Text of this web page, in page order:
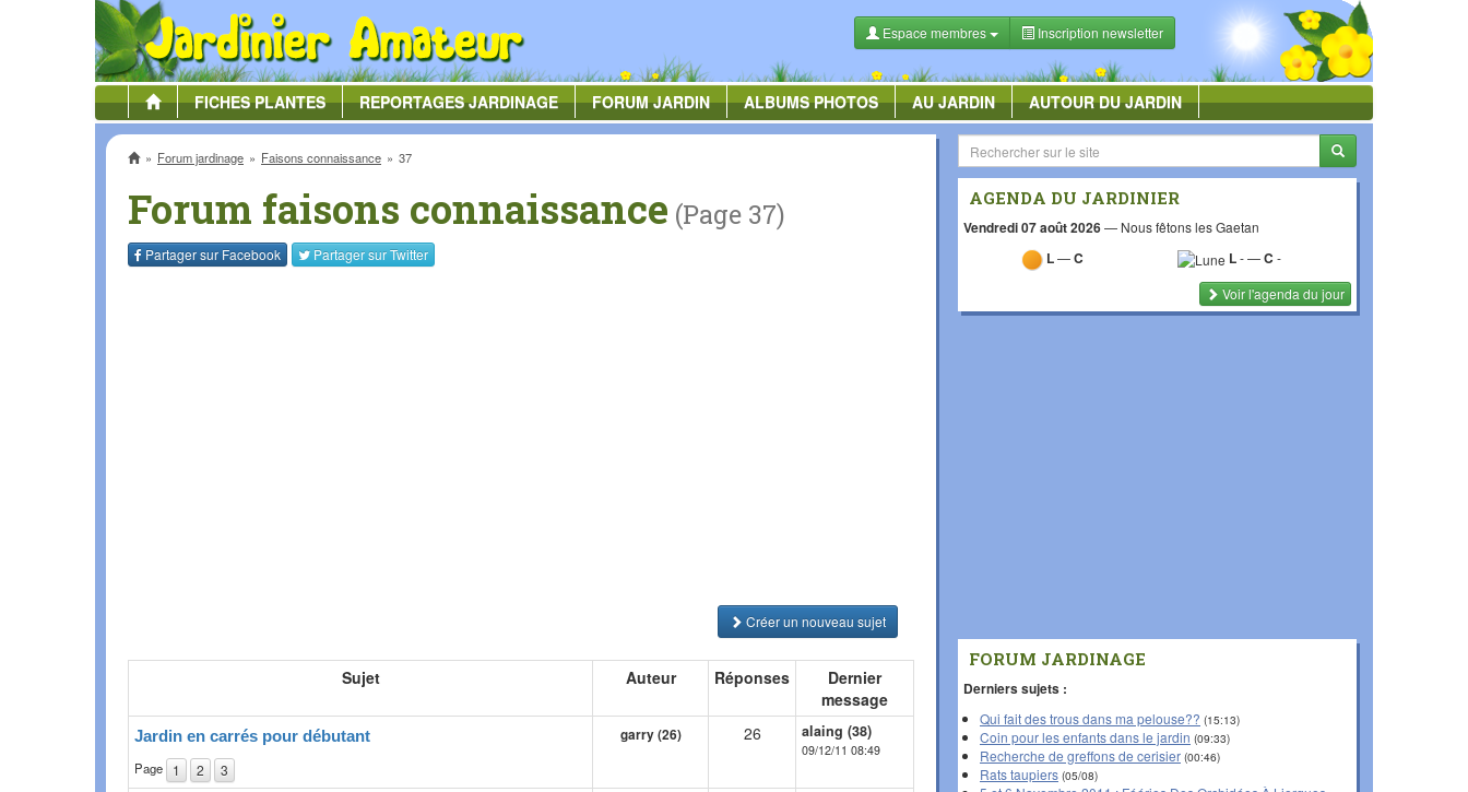
Espace membres Inscription newsletter
FICHESPLANTES REPORTAGESJARDINAGE FORUMJARDIN ALBUMSPHOTOS AU JARDIN AUTOUR DU JARDIN
AccueilForum jardinage Faisons connaissance 37
Forum faisons connaissance (Page 37)
Partager sur Facebook Partager surTwitter
Créer un nouveau sujet
Sujet Auteur Réponses
Dernier
message
Jardin en carrés pour débutant
Page 1 2 3
garry (26) 26 alaing (38)
09/12/11 08:49
AGENDA DU JARDINIER
Vendredi 07 août 2026— Nous fêtons les Gaetan
L—C L-—C-
Voir l'agenda du jour
FORUM JARDINAGE
Derniers sujets :
Qui fait des trous dans ma pelouse?? (15:13)
Coin pour les enfants dans le jardin (09:33)
Recherche de greffons de cerisier (00:46)
Rats taupiers (05/08)